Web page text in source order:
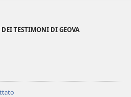
TESTIMONI DI GEOVA